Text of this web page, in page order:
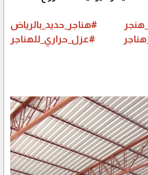
#هناجر_حديد_بالرياض
#عزل_حراري_للهناجر